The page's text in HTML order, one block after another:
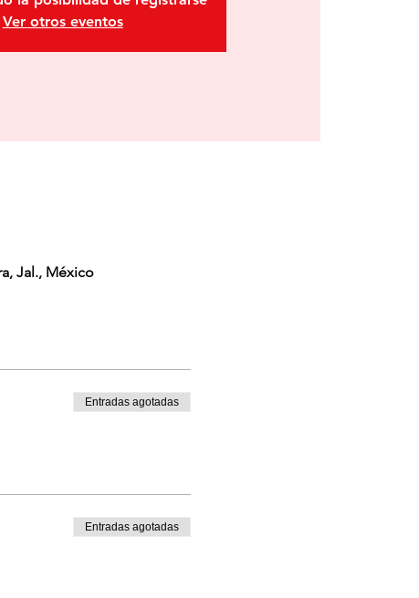
Ver otros eventos
Jal., México
Entradas agotadas
Entradas agotadas